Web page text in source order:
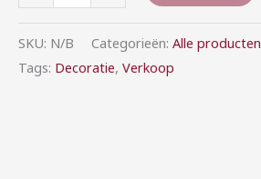
SKU: N/B Categorieën: Alle producten
Tags: Decoratie, Verkoop